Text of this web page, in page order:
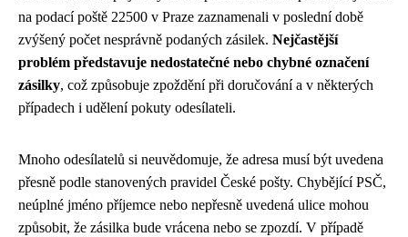
na podací poště 22500 v Praze zaznamenali v poslední době
zvýšený počet nesprávně podaných zásilek. Nejčastější
problém představuje nedostatečné nebo chybné označení
zásilky, což způsobuje zpoždění při doručování a v některých
případech i udělení pokuty odesílateli.
Mnoho odesílatelů si neuvědomuje, že adresa musí být uvedena
přesně podle stanovených pravidel České pošty. Chybějící PSČ,
neúplné jméno příjemce nebo nepřesně uvedená ulice mohou
způsobit, že zásilka bude vrácena nebo se zpozdí. V případě